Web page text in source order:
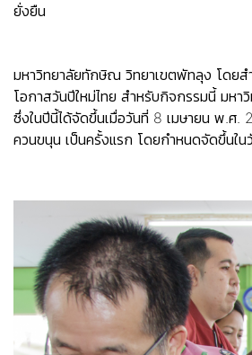
ยั่งยืน
มหาวิทยาลัยทักษิณ วิทยาเขตพัทลุง โดยส
โอกาสวันปีใหม่ไทย สำหรับกิจกรรมนี้ มห
ซึ่งในปีนี้ได้จัดขึ้นเมื่อวันที่ 8 เมษายน พ.ศ
ควนขนุน เป็นครั้งแรก โดยกำหนดจัดขึ้นใ